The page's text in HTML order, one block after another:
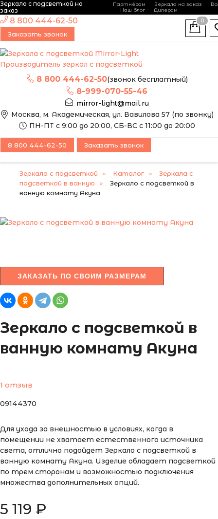
Зеркала с подсветкой на
заказ
Партнёрам Зеркала на заказ
Наш блог
Дилерам
Производитель зеркал с подсветкой
8 800 444-62-50(звонок бесплатный)
8-999-070-55-46
mirror-light@mail.ru
Москва, м. Академическая, ул. Вавилова 57 (по звонку)
ПН-ПТ с 9:00 до 20:00, СБ-ВС с 11:00 до 20:00
8 800 444-62-50
Заказать звонок
0
8 800 444-62-50 Заказать звонок
Зеркала с подсветкой Каталог
Зеркала с
подсветкой в ванную
Зеркало с подсветкой в
ванную комнату Акуна
ЭТО ЗЕРКАЛО МЫ
МОЖЕМ ИЗГОТОВИТЬ
ПО ВАШИМ
ЗАКАЗАТЬ ПО СВОИМ РАЗМЕРАМ
Зеркало с подсветкой в
ванную комнату Акуна
1 отзыв
09144370
Для ухода за внешностью в условиях, когда в
помещении не хватает естественного источника
света, отлично подойдет Зеркало с подсветкой в
ванную комнату Акуна. Изделие обладает подсветкой
по трем сторонам и возможностью подключения
множества дополнительных опций.
5 119 ₽
-